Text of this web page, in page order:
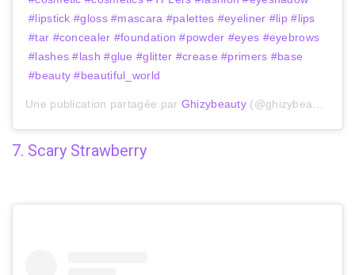
#lipstick #gloss #mascara #palettes #eyeliner #lip #lips
#tar #concealer #foundation #powder #eyes #eyebrows
#lashes #lash #glue #glitter #crease #primers #base
#beauty #beautiful_world
Une publication partagée par Ghizybeauty (@ghizybeauty) le
7. Scary Strawberry